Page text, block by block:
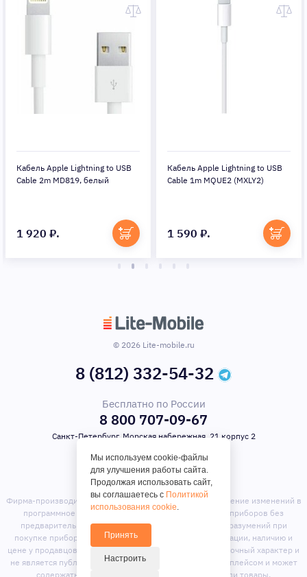
Кабель Apple Lightning to USB
Cable 2m MD819, белый
1 920 ₽.
Кабель Apple Lightning to USB
Cable 1m MQUE2 (MXLY2)
1 590 ₽.
© 2026 Lite-mobile.ru
8 (812) 332-54-32
Бесплатно по России
8 800 707-09-67
Санкт-Петербург, Морская набережная, 21 корпус 2
Фирма-производитель оставляет за собой право на внесение изменений в
программное обеспечение, дизайн и комплектацию приборов без
предварительного уведомления. Во избежание недоразумений при
покупке приборов уточняйте информацию о комплектации, наличию и
цене у продавцов. Вся информация на сайте носит справочный характер и
не является публичной офертой. Сайт является маркет-плейсом и может
содержать предложения сторонних продавцов или товары,
Мы используем cookie-файлы
для улучшения работы сайта.
Продолжая использовать сайт,
вы соглашаетесь с Политикой
использования cookie.
Принять
Настроить